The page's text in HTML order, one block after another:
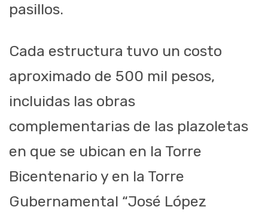
pasillos.
Cada estructura tuvo un costo
aproximado de 500 mil pesos,
incluidas las obras
complementarias de las plazoletas
en que se ubican en la Torre
Bicentenario y en la Torre
Gubernamental “José López